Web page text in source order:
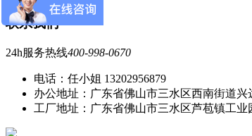
联系我们
24h服务热线400-998-0670
电话：任小姐 13202956879
办公地址：广东省佛山市三水区西南街道兴
工厂地址：广东省佛山市三水区芦苞镇工业